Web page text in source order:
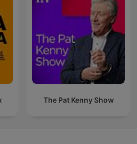
The Pat Kenny Show